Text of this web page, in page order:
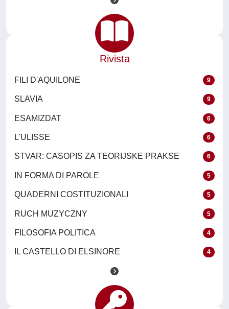
Rivista
FILI D'AQUILONE 9
SLAVIA 9
ESAMIZDAT 6
L'ULISSE 6
STVAR: CASOPIS ZA TEORIJSKE PRAKSE 6
IN FORMA DI PAROLE 5
QUADERNI COSTITUZIONALI 5
RUCH MUZYCZNY 5
FILOSOFIA POLITICA 4
IL CASTELLO DI ELSINORE 4